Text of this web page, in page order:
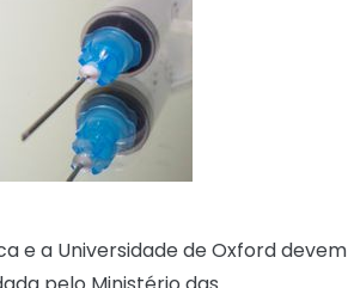
e a Universidade de Oxford devem